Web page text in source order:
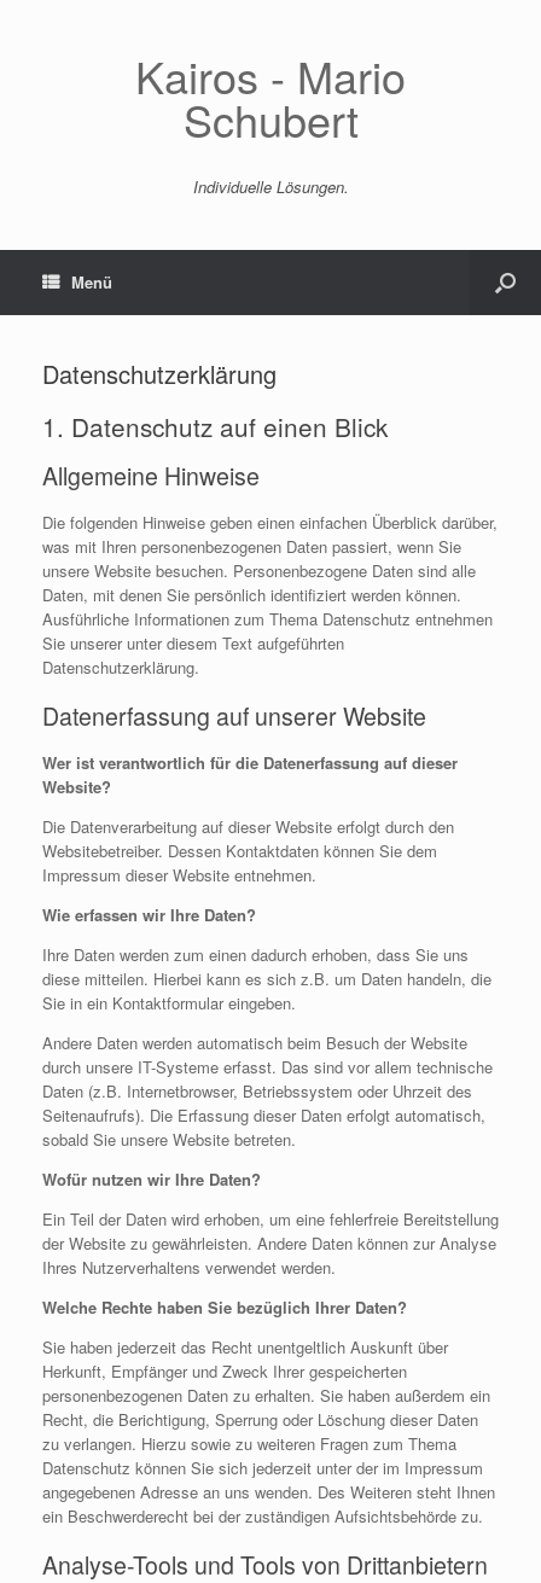
Kairos - Mario
Schubert
Individuelle Lösungen.
Menü
Datenschutzerklärung
1. Datenschutz auf einen Blick
Allgemeine Hinweise
Die folgenden Hinweise geben einen einfachen Überblick darüber,
was mit Ihren personenbezogenen Daten passiert, wenn Sie
unsere Website besuchen. Personenbezogene Daten sind alle
Daten, mit denen Sie persönlich identifiziert werden können.
Ausführliche Informationen zum Thema Datenschutz entnehmen
Sie unserer unter diesem Text aufgeführten
Datenschutzerklärung.
Datenerfassung auf unserer Website
Wer ist verantwortlich für die Datenerfassung auf dieser
Website?
Die Datenverarbeitung auf dieser Website erfolgt durch den
Websitebetreiber. Dessen Kontaktdaten können Sie dem
Impressum dieser Website entnehmen.
Wie erfassen wir Ihre Daten?
Ihre Daten werden zum einen dadurch erhoben, dass Sie uns
diese mitteilen. Hierbei kann es sich z.B. um Daten handeln, die
Sie in ein Kontaktformular eingeben.
Andere Daten werden automatisch beim Besuch der Website
durch unsere IT-Systeme erfasst. Das sind vor allem technische
Daten (z.B. Internetbrowser, Betriebssystem oder Uhrzeit des
Seitenaufrufs). Die Erfassung dieser Daten erfolgt automatisch,
sobald Sie unsere Website betreten.
Wofür nutzen wir Ihre Daten?
Ein Teil der Daten wird erhoben, um eine fehlerfreie Bereitstellung
der Website zu gewährleisten. Andere Daten können zur Analyse
Ihres Nutzerverhaltens verwendet werden.
Welche Rechte haben Sie bezüglich Ihrer Daten?
Sie haben jederzeit das Recht unentgeltlich Auskunft über
Herkunft, Empfänger und Zweck Ihrer gespeicherten
personenbezogenen Daten zu erhalten. Sie haben außerdem ein
Recht, die Berichtigung, Sperrung oder Löschung dieser Daten
zu verlangen. Hierzu sowie zu weiteren Fragen zum Thema
Datenschutz können Sie sich jederzeit unter der im Impressum
angegebenen Adresse an uns wenden. Des Weiteren steht Ihnen
ein Beschwerderecht bei der zuständigen Aufsichtsbehörde zu.
Analyse-Tools und Tools von Drittanbietern